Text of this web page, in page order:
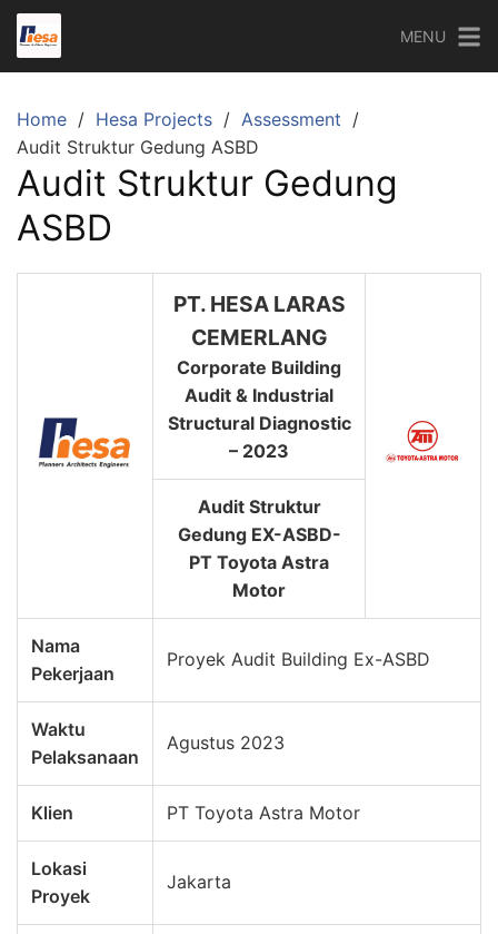
Skip
content
MENU
Home Hesa Projects
Assessment
Audit Struktur Gedung ASBD
Audit Struktur Gedung
ASBD
PT. HESA LARAS
CEMERLANG
Corporate Building
Audit & Industrial
Structural Diagnostic
– 2023
Audit Struktur
Gedung EX-ASBD-
PT Toyota Astra
Motor
Nama
Pekerjaan
Proyek Audit Building Ex-ASBD
Waktu
Pelaksanaan
Agustus 2023
Klien PT Toyota Astra Motor
Lokasi
Proyek
Jakarta